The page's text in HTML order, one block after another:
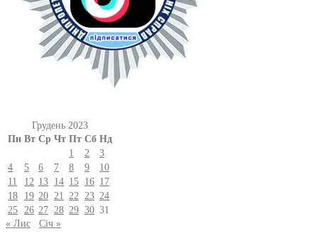
Грудень 2023
Пн Вт Ср Чт Пт Сб Нд
1
2
3
4
5 6 7 8 9
10
11
12 13 14 15 16 17
18
19 20 21 22 23 24
25
26 27 28 29 30 31
« Лис
Січ »